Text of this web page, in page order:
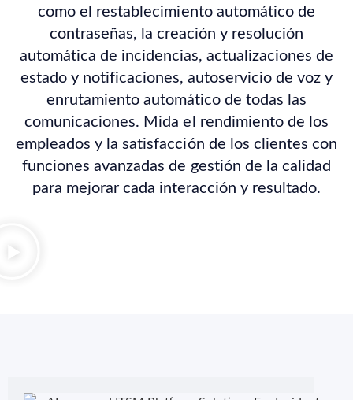
como el restablecimiento automático de
contraseñas, la creación y resolución
automática de incidencias, actualizaciones de
estado y notificaciones, autoservicio de voz y
enrutamiento automático de todas las
comunicaciones. Mida el rendimiento de los
empleados y la satisfacción de los clientes con
funciones avanzadas de gestión de la calidad
para mejorar cada interacción y resultado.